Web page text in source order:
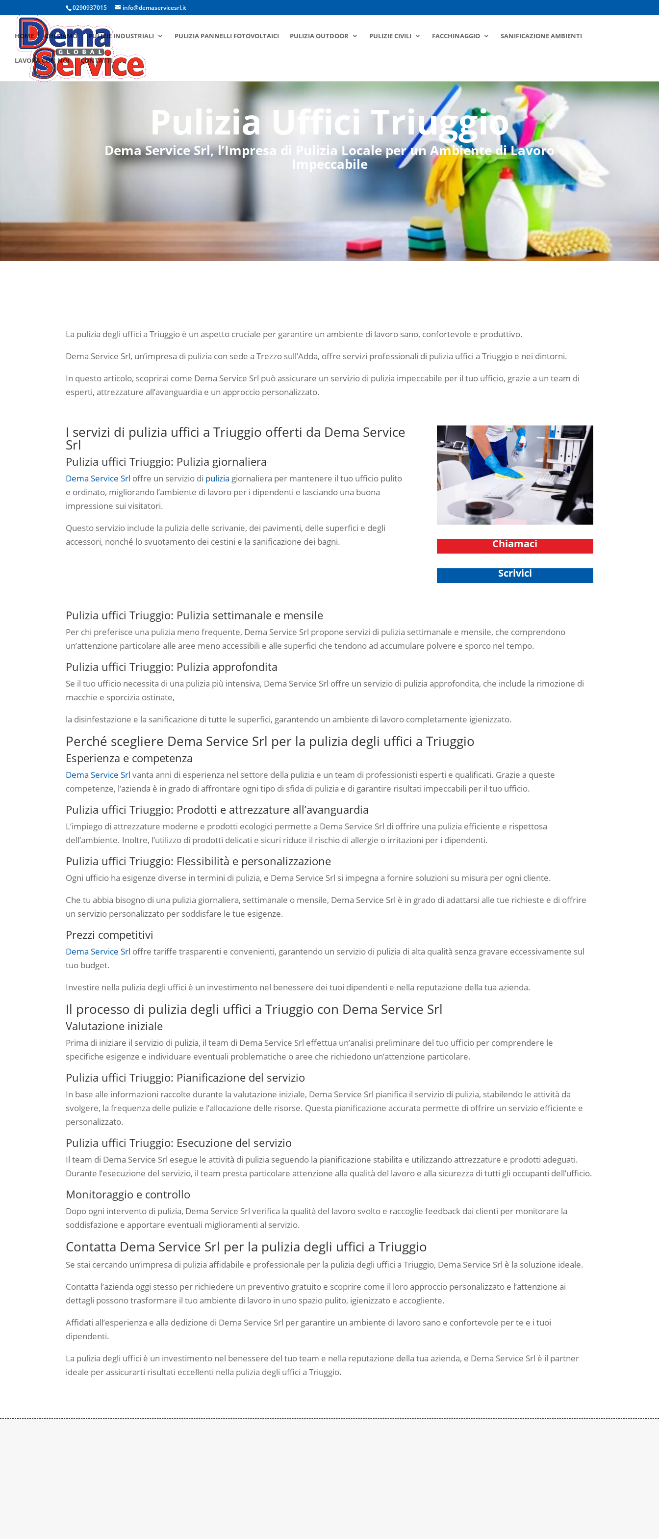
0290937015 info@demaservicesrl.it
HOME CHI SIAMO PULIZIE INDUSTRIALI PULIZIA PANNELLI FOTOVOLTAICI PULIZIA OUTDOOR PULIZIE CIVILI FACCHINAGGIO SANIFICAZIONE AMBIENTI
LAVORA CON NOI CONTATTI
Pulizia Uffici Triuggio
Dema Service Srl, l’Impresa di Pulizia Locale per un Ambiente di Lavoro
Impeccabile
La pulizia degli uffici a Triuggio è un aspetto cruciale per garantire un ambiente di lavoro sano, confortevole e produttivo.
Dema Service Srl, un’impresa di pulizia con sede a Trezzo sull’Adda, offre servizi professionali di pulizia uffici a Triuggio e nei dintorni.
In questo articolo, scoprirai come Dema Service Srl può assicurare un servizio di pulizia impeccabile per il tuo ufficio, grazie a un team di
esperti, attrezzature all’avanguardia e un approccio personalizzato.
I servizi di pulizia uffici a Triuggio offerti da Dema Service
Srl
Pulizia uffici Triuggio: Pulizia giornaliera
Dema Service Srl offre un servizio di pulizia giornaliera per mantenere il tuo ufficio pulito
e ordinato, migliorando l’ambiente di lavoro per i dipendenti e lasciando una buona
impressione sui visitatori.
Questo servizio include la pulizia delle scrivanie, dei pavimenti, delle superfici e degli
accessori, nonché lo svuotamento dei cestini e la sanificazione dei bagni.
Chiamaci
Scrivici
Pulizia uffici Triuggio: Pulizia settimanale e mensile
Per chi preferisce una pulizia meno frequente, Dema Service Srl propone servizi di pulizia settimanale e mensile, che comprendono
un’attenzione particolare alle aree meno accessibili e alle superfici che tendono ad accumulare polvere e sporco nel tempo.
Pulizia uffici Triuggio: Pulizia approfondita
Se il tuo ufficio necessita di una pulizia più intensiva, Dema Service Srl offre un servizio di pulizia approfondita, che include la rimozione di
macchie e sporcizia ostinate,
la disinfestazione e la sanificazione di tutte le superfici, garantendo un ambiente di lavoro completamente igienizzato.
Perché scegliere Dema Service Srl per la pulizia degli uffici a Triuggio
Esperienza e competenza
Dema Service Srl vanta anni di esperienza nel settore della pulizia e un team di professionisti esperti e qualificati. Grazie a queste
competenze, l’azienda è in grado di affrontare ogni tipo di sfida di pulizia e di garantire risultati impeccabili per il tuo ufficio.
Pulizia uffici Triuggio: Prodotti e attrezzature all’avanguardia
L’impiego di attrezzature moderne e prodotti ecologici permette a Dema Service Srl di offrire una pulizia efficiente e rispettosa
dell’ambiente. Inoltre, l’utilizzo di prodotti delicati e sicuri riduce il rischio di allergie o irritazioni per i dipendenti.
Pulizia uffici Triuggio: Flessibilità e personalizzazione
Ogni ufficio ha esigenze diverse in termini di pulizia, e Dema Service Srl si impegna a fornire soluzioni su misura per ogni cliente.
Che tu abbia bisogno di una pulizia giornaliera, settimanale o mensile, Dema Service Srl è in grado di adattarsi alle tue richieste e di offrire
un servizio personalizzato per soddisfare le tue esigenze.
Prezzi competitivi
Dema Service Srl offre tariffe trasparenti e convenienti, garantendo un servizio di pulizia di alta qualità senza gravare eccessivamente sul
tuo budget.
Investire nella pulizia degli uffici è un investimento nel benessere dei tuoi dipendenti e nella reputazione della tua azienda.
Il processo di pulizia degli uffici a Triuggio con Dema Service Srl
Valutazione iniziale
Prima di iniziare il servizio di pulizia, il team di Dema Service Srl effettua un’analisi preliminare del tuo ufficio per comprendere le
specifiche esigenze e individuare eventuali problematiche o aree che richiedono un’attenzione particolare.
Pulizia uffici Triuggio: Pianificazione del servizio
In base alle informazioni raccolte durante la valutazione iniziale, Dema Service Srl pianifica il servizio di pulizia, stabilendo le attività da
svolgere, la frequenza delle pulizie e l’allocazione delle risorse. Questa pianificazione accurata permette di offrire un servizio efficiente e
personalizzato.
Pulizia uffici Triuggio: Esecuzione del servizio
Il team di Dema Service Srl esegue le attività di pulizia seguendo la pianificazione stabilita e utilizzando attrezzature e prodotti adeguati.
Durante l’esecuzione del servizio, il team presta particolare attenzione alla qualità del lavoro e alla sicurezza di tutti gli occupanti dell’ufficio.
Monitoraggio e controllo
Dopo ogni intervento di pulizia, Dema Service Srl verifica la qualità del lavoro svolto e raccoglie feedback dai clienti per monitorare la
soddisfazione e apportare eventuali miglioramenti al servizio.
Contatta Dema Service Srl per la pulizia degli uffici a Triuggio
Se stai cercando un’impresa di pulizia affidabile e professionale per la pulizia degli uffici a Triuggio, Dema Service Srl è la soluzione ideale.
Contatta l’azienda oggi stesso per richiedere un preventivo gratuito e scoprire come il loro approccio personalizzato e l’attenzione ai
dettagli possono trasformare il tuo ambiente di lavoro in uno spazio pulito, igienizzato e accogliente.
Affidati all’esperienza e alla dedizione di Dema Service Srl per garantire un ambiente di lavoro sano e confortevole per te e i tuoi
dipendenti.
La pulizia degli uffici è un investimento nel benessere del tuo team e nella reputazione della tua azienda, e Dema Service Srl è il partner
ideale per assicurarti risultati eccellenti nella pulizia degli uffici a Triuggio.